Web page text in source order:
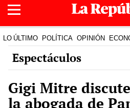
LO ÚLTIMO POLÍTICA OPINIÓN
Espectáculos
Gigi Mitre
la abogada de